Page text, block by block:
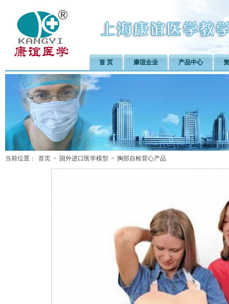
首 页 康谊企业 产品中心
当前位置： 首页 > 国外进口医学模型 > 胸部自检背心产品